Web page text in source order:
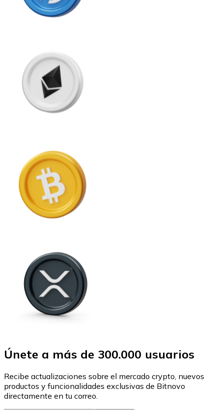
Únete a más de 300.000 usuarios
Recibe actualizaciones sobre el mercado crypto, nuevos
productos y funcionalidades exclusivas de Bitnovo
directamente en tu correo.